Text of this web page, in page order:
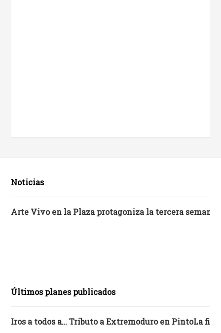
Noticias
Arte Vivo en la Plaza protagoniza la tercera
Últimos planes publicados
Iros a todos a… Tributo a Extremoduro en PintoLa